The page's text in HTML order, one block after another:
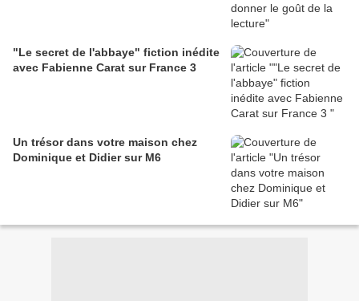
"Le secret de l'abbaye" fiction inédite
avec Fabienne Carat sur France 3
Un trésor dans votre maison chez
Dominique et Didier sur M6